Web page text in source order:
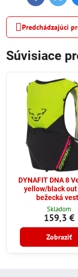
Predchádzajúci
Súvisiace
DYNAFIT DNA 8
yellow/black out
bežecká
Skladom
159,3 €
Zobraziť